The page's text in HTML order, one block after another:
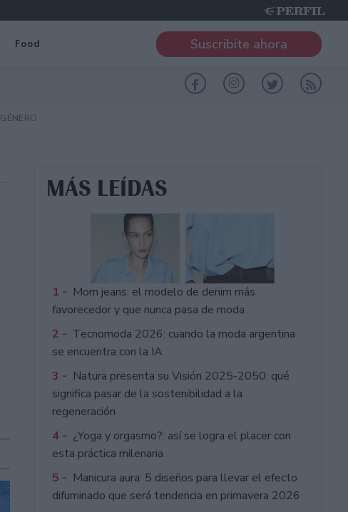
Food Suscribite ahora
GÉNERO
MÁS LEÍDAS
1 - Mom jeans: el modelo de denim más
favorecedor y que nunca pasa de moda
2 - Tecnomoda 2026: cuando la moda argentina
se encuentra con la IA
3 - Natura presenta su Visión 2025-2050: qué
significa pasar de la sostenibilidad a la
regeneración
4 - ¿Yoga y orgasmo?: así se logra el placer con
esta práctica milenaria
5 - Manicura aura: 5 diseños para llevar el efecto
difuminado que será tendencia en primavera 2026